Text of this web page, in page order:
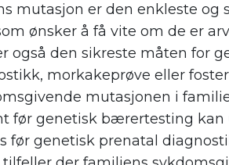
mutasjon er den enkleste og
ønsker å få vite om de er
også den sikreste måten for
morkakeprøve eller
mutasjonen i
før genetisk bærertesting kan
før genetisk prenatal